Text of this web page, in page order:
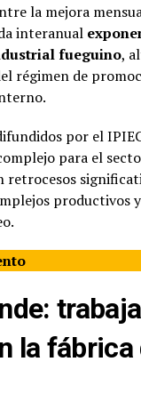
la mejora
interanual
fueguino,
régimen de
por el
para el
retrocesos
productivos
la fábrica